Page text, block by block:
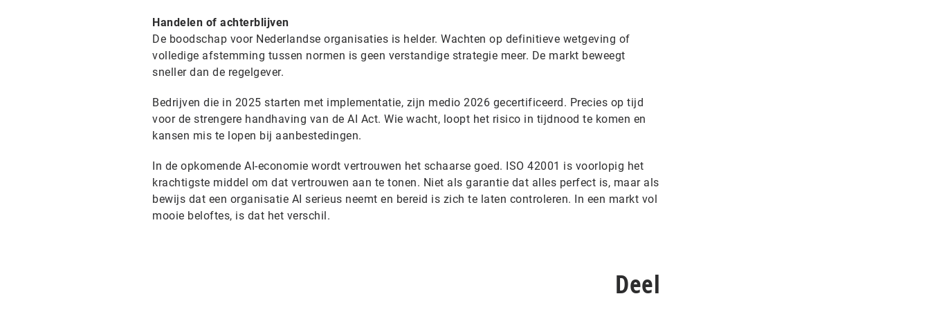
Handelen of achterblijven
De boodschap voor Nederlandse organisaties is helder. Wachten op definitieve wetgeving of
volledige afstemming tussen normen is geen verstandige strategie meer. De markt beweegt
sneller dan de regelgever.
Bedrijven die in 2025 starten met implementatie, zijn medio 2026 gecertificeerd. Precies op tijd
voor de strengere handhaving van de AI Act. Wie wacht, loopt het risico in tijdnood te komen en
kansen mis te lopen bij aanbestedingen.
In de opkomende AI-economie wordt vertrouwen het schaarse goed. ISO 42001 is voorlopig het
krachtigste middel om dat vertrouwen aan te tonen. Niet als garantie dat alles perfect is, maar als
bewijs dat een organisatie AI serieus neemt en bereid is zich te laten controleren. In een markt vol
mooie beloftes, is dat het verschil.
Deel